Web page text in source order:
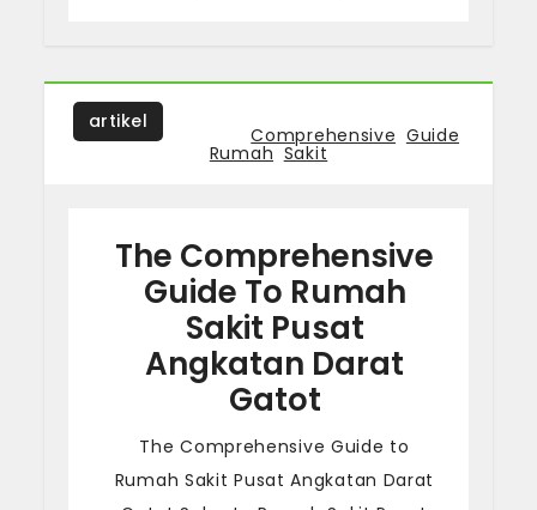
artikel
TaggedComprehensive Guide
Rumah Sakit
The Comprehensive
Guide To Rumah
Sakit Pusat
Angkatan Darat
Gatot
The Comprehensive Guide to
Rumah Sakit Pusat Angkatan Darat